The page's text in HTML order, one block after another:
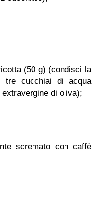
(50 g) (condisci la
tre cucchiai di acqua
di oliva);
scremato con caffè